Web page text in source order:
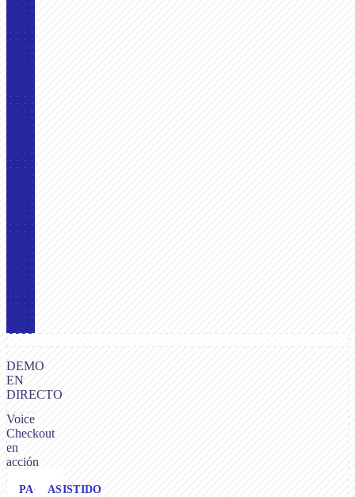
Voice
Checkout
en
acción
DEMO
EN
DIRECTO
PAGOSASISTIDO